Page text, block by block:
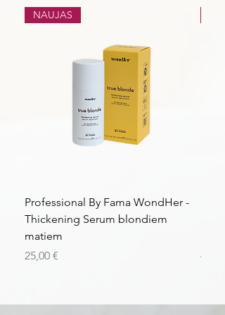
NAUJAS
Professional By Fama WondHer -
Thickening Serum blondiem
matiem
Kaina
25,00 €
Kaina
43,56